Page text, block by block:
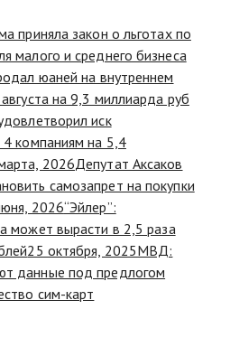
приняла закон о льготах по
малого и среднего бизнеса
юаней на внутреннем
на 9,3 миллиарда руб
иск
4 компаниям на 5,4
2026Депутат Аксаков
самозапрет на покупки
2026“Эйлер”:
может вырасти в 2,5 раза
25 октября, 2025МВД:
данные под предлогом
сим-карт